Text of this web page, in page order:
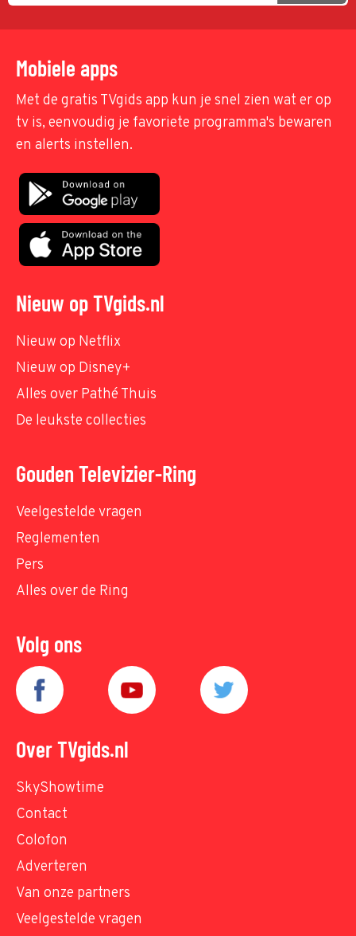
Mobiele apps
Met de gratis TVgids app kun je snel zien wat er op
tv is, eenvoudig je favoriete programma's bewaren
en alerts instellen.
Nieuw op TVgids.nl
Nieuw op Netflix
Nieuw op Disney+
Alles over Pathé Thuis
De leukste collecties
Gouden Televizier-Ring
Veelgestelde vragen
Reglementen
Pers
Alles over de Ring
Volg ons
Over TVgids.nl
SkyShowtime
Contact
Colofon
Adverteren
Van onze partners
Veelgestelde vragen